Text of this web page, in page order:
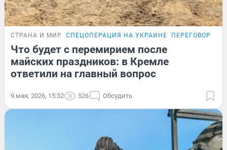
СТРАНА И МИР СПЕЦОПЕРАЦИЯ НА УКРАИНЕ ПЕРЕГОВОРЫ
Что будет с перемирием после
майских праздников: в Кремле
ответили на главный вопрос
9 мая, 2026, 15:32 526 Обсудить